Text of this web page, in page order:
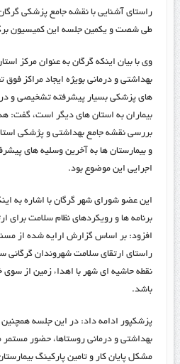
راستای آشنایی با نقشه جامع پزشکی
طی شصت و یکمین جلسه این کمیسیون
وی با بیان اینکه گرگان به عنوان مرکز
بهداشتی و درمانی بویژه ایجاد مراکز
های پزشکی بسیار پیشرفته تشخیصی و
بیماران به استان های دیگر است، گفت:
بررسی نقشه جامع بهداشتی و پژشکی
و بیمارستان ها به آخرین وسلیه های
اجرایی این موضوع بود.
این عضو شورای شهر گرگان با اشاره به
برنامه ها و رویکردهای نظام سلامت برای
افزود: بر اساس گزارش ارایه شده از
راستای ارتقای سلامت شهروندان
نقطه حاشیه ای شهر با اهداء زمین از سوی
باشد.
پزشکپور ادامه داد: در این جلسه
بهداشتی و درمانی روستاها، حضور
مشکل پایان کار و تامین پارکینگ